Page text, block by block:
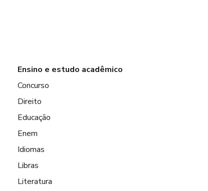
Ensino e estudo acadêmico
Concurso
Direito
Educação
Enem
Idiomas
Libras
Literatura